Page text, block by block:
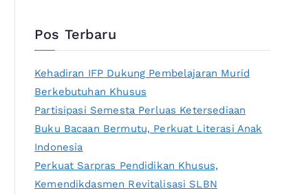
Pos Terbaru
Kehadiran IFP Dukung Pembelajaran Murid
Berkebutuhan Khusus
Partisipasi Semesta Perluas Ketersediaan
Buku Bacaan Bermutu, Perkuat Literasi Anak
Indonesia
Perkuat Sarpras Pendidikan Khusus,
Kemendikdasmen Revitalisasi SLBN